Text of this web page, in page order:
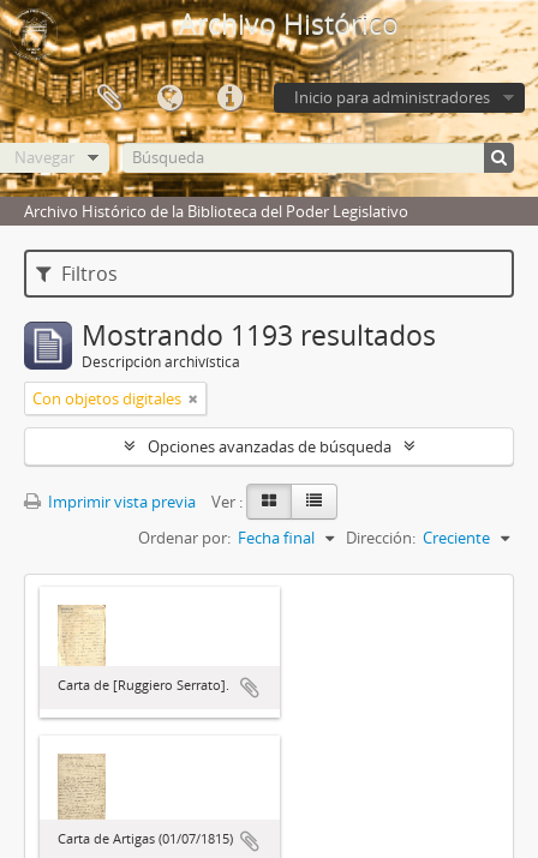
Archivo Histórico
Inicio para administradores
Navegar
Archivo Histórico de la Biblioteca del Poder Legislativo
Filtros
Mostrando 1193 resultados
Descripción archivística
Con objetos digitales
Opciones avanzadas de búsqueda
Imprimir vista previa
Ver :
Ordenar por: Fecha final Dirección: Creciente
Carta de [Ruggiero Serrato].
Carta de Artigas (01/07/1815)